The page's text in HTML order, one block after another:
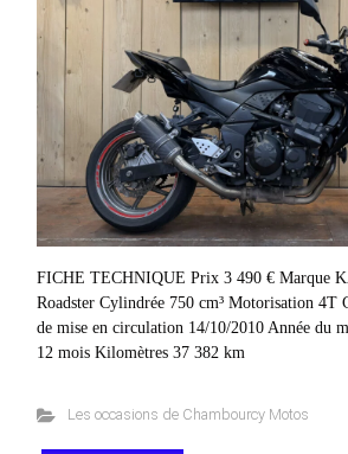
FICHE TECHNIQUE Prix 3 490 € Marque
Roadster Cylindrée 750 cm³ Motorisation 4T
de mise en circulation 14/10/2010 Année du
12 mois Kilomètres 37 382 km
Les occasions de Chambourcy Motos